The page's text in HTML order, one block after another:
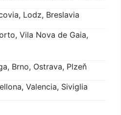
Lodz, Breslavia
Vila Nova de Gaia,
Brno, Ostrava, Plzeň
Valencia, Siviglia